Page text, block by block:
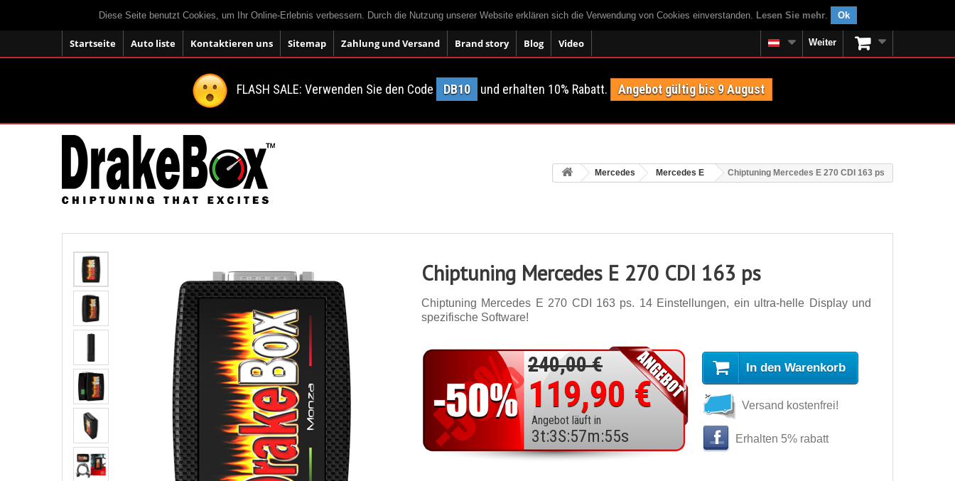
Diese Seite benutzt Cookies, um Ihr Online-Erlebnis verbessern. Durch die Nutzung unserer Website erklären sich die Verwendung von Cookies einverstanden. Lesen Sie mehr. Ok
Startseite Auto liste Kontaktieren uns Sitemap Zahlung und Versand Brand story Blog Video Weiter
FLASH SALE: Verwenden Sie den Code DB10 und erhalten 10% Rabatt. Angebot gültig bis 9 August
Mercedes Mercedes E Chiptuning Mercedes E 270 CDI 163 ps
Chiptuning Mercedes E 270 CDI 163 ps
Chiptuning Mercedes E 270 CDI 163 ps. 14 Einstellungen, ein ultra-helle Display und
spezifische Software!
240,00 €
119,90 €
Angebot läuft in
3t:3S:57m:53s
In den Warenkorb
Versand kostenfrei!
Erhalten 5% rabatt